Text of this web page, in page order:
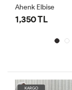
Ahenk Elbise
1,350 TL
KARGO